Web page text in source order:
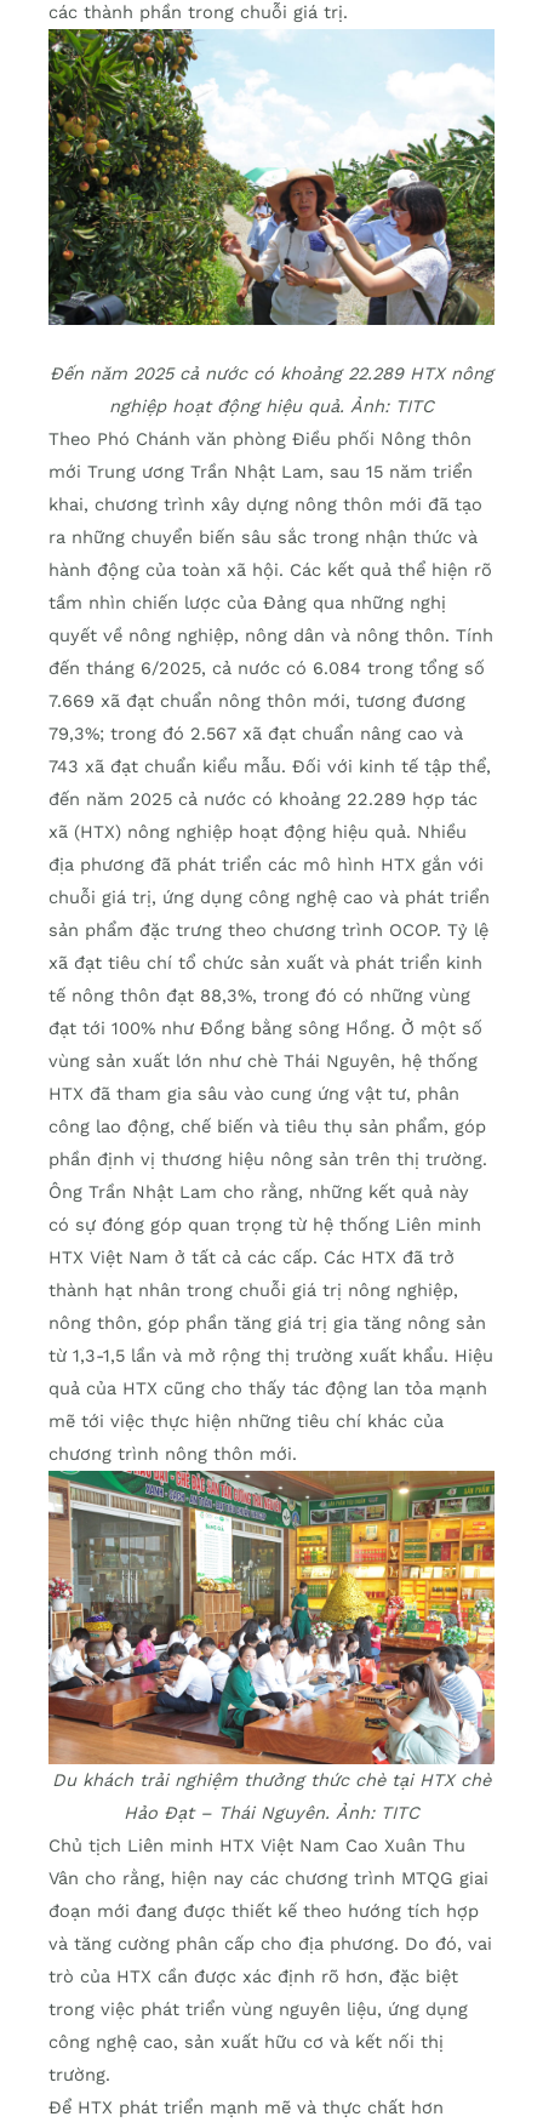
các thành phần trong chuỗi giá trị.
Đến năm 2025 cả nước có khoảng 22.289 HTX nông
nghiệp hoạt động hiệu quả. Ảnh: TITC
Theo Phó Chánh văn phòng Điều phối Nông thôn
mới Trung ương Trần Nhật Lam, sau 15 năm triển
khai, chương trình xây dựng nông thôn mới đã tạo
ra những chuyển biến sâu sắc trong nhận thức và
hành động của toàn xã hội. Các kết quả thể hiện rõ
tầm nhìn chiến lược của Đảng qua những nghị
quyết về nông nghiệp, nông dân và nông thôn. Tính
đến tháng 6/2025, cả nước có 6.084 trong tổng số
7.669 xã đạt chuẩn nông thôn mới, tương đương
79,3%; trong đó 2.567 xã đạt chuẩn nâng cao và
743 xã đạt chuẩn kiểu mẫu. Đối với kinh tế tập thể,
đến năm 2025 cả nước có khoảng 22.289 hợp tác
xã (HTX) nông nghiệp hoạt động hiệu quả. Nhiều
địa phương đã phát triển các mô hình HTX gắn với
chuỗi giá trị, ứng dụng công nghệ cao và phát triển
sản phẩm đặc trưng theo chương trình OCOP. Tỷ lệ
xã đạt tiêu chí tổ chức sản xuất và phát triển kinh
tế nông thôn đạt 88,3%, trong đó có những vùng
đạt tới 100% như Đồng bằng sông Hồng. Ở một số
vùng sản xuất lớn như chè Thái Nguyên, hệ thống
HTX đã tham gia sâu vào cung ứng vật tư, phân
công lao động, chế biến và tiêu thụ sản phẩm, góp
phần định vị thương hiệu nông sản trên thị trường.
Ông Trần Nhật Lam cho rằng, những kết quả này
có sự đóng góp quan trọng từ hệ thống Liên minh
HTX Việt Nam ở tất cả các cấp. Các HTX đã trở
thành hạt nhân trong chuỗi giá trị nông nghiệp,
nông thôn, góp phần tăng giá trị gia tăng nông sản
từ 1,3-1,5 lần và mở rộng thị trường xuất khẩu. Hiệu
quả của HTX cũng cho thấy tác động lan tỏa mạnh
mẽ tới việc thực hiện những tiêu chí khác của
chương trình nông thôn mới.
Du khách trải nghiệm thưởng thức chè tại HTX chè
Hảo Đạt – Thái Nguyên. Ảnh: TITC
Chủ tịch Liên minh HTX Việt Nam Cao Xuân Thu
Vân cho rằng, hiện nay các chương trình MTQG giai
đoạn mới đang được thiết kế theo hướng tích hợp
và tăng cường phân cấp cho địa phương. Do đó, vai
trò của HTX cần được xác định rõ hơn, đặc biệt
trong việc phát triển vùng nguyên liệu, ứng dụng
công nghệ cao, sản xuất hữu cơ và kết nối thị
trường.
Để HTX phát triển mạnh mẽ và thực chất hơn